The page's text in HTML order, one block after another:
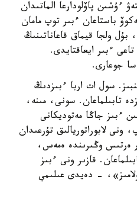
ءۇشىن پاۆلودارعا الماتىدان
باستاعان ءبىر توپ مامان
بۇل ولجا قيماق قاعاناتىنىڭ
ءبىر ايعاقتايدى.
جوعارى.
سول ات اربا ءبىزدىڭ
تابىلماعان. سونى، مىنە،
ءبىز جاڭا مەتوديكانى
لابوراتوريالىق تۇرعىدان
ەرتىس وڭىرىندە ەمەس،
قازىر ونى ءبىز
- دەيدى عىلىمي